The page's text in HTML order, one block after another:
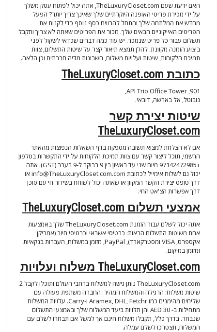
האם ידעת שעם TheLuxuryCloset.com, אתה יכול לפתוח עסק משלך
על ידי מכירת פריטי האופנה היוקרתיים שלך שאינך צריך יותר? הפעל
מחדש את המלתחה שלך והתחל להרוויח כסף נוסף כדי לקנות את
הפריטים האייקוניים הבאים שלך. מכור את הפריטים שאתה לא צריך ותקבל
תשלום עבור כל פריט שנמכר. יש עוד כמה דברים שכדאי לשקול לפני
ביצוע הזמנה מקוונת. להלן תמצא תיאור קצר על שיטות התשלום, צוות
תמיכת הלקוחות, שיטות ועלויות משלוח, חשבונות מדיה חברתית וכן הלאה.
כתובת TheLuxuryCloset.com
901, API Trio Office Tower,
נובוטל, אל בארשה, דובאי.
שיטות יצירת קשר
TheLuxuryCloset.com
אם לא הצלחת למצוא תשובה מספקת בדף השאלות הנפוצות מהאתר
הרשמי, תוכל ליצור קשר עם צוות תמיכת הלקוחות על ידי התקשרות בטלפון
+97142472985 מיום שני עד ראשון בין 9 בבוקר ל-9 בערב (GST). אתה
יכול גם לשלוח אימייל לכתובת info@TheLuxuryCloset.com.com או
דרך טופס יצירת הקשר המקוון או שאתה יכול לשוחח בשידור חי עם סוכן
דרך אפשרות הצ'אט החי.
אמצעי תשלום TheLuxuryCloset.com
אתה יכול לשלם עבור הזמנת TheLuxuryCloset.com שלך באמצעות
אחת משיטות התשלום הבאות: כרטיסי אשראי וכרטיסי חיוב (אמריקן
אקספרס, VISA ומסטרקארד), PayPal, מזומן במשלוח, העברות בנקאיות
ומזומן במיקום.
TheLuxuryCloset.com משלוח ועלויות
TheLuxuryCloset.com נותן גישה למשלוח ברחבי העולם ותוכלו לקבל 2
שיטות משלוח: הרגילה והמשלוח המהיר. החברה משתפת פעולה עם
שליחים מהימנים כמו Aramex, DHL, Fetchr ו-Carry. עלויות המשלוח
מתחילות ב- AED 30 והן תלויות ביעד המשלוח שלך ובאמצעי התשלום
שנבחר. בדרך כלל, תקבלו משלוח חינם אך למשל אם תבחרו לשלם עם
המשלוח, תצטרכו לשלם עמלה.